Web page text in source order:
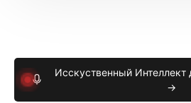
Исскуственный Интеллект
→